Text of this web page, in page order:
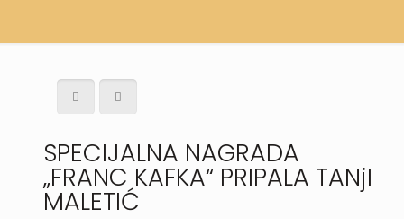
SPECIJALNA NAGRADA
„FRANC KAFKA“ PRIPALA TANjI
MALETIĆ